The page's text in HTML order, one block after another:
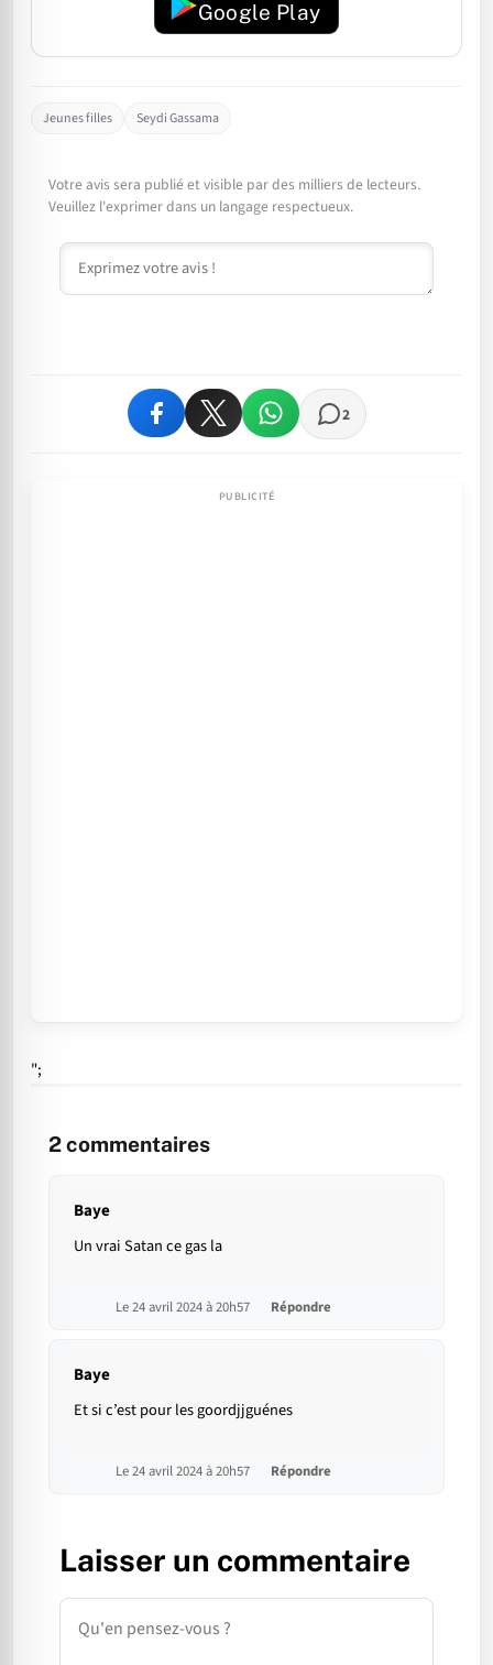
Google Play
Jeunes filles Seydi Gassama
Votre avis sera publié et visible par des milliers de lecteurs.
Veuillez l'exprimer dans un langage respectueux.
Commentaire
2
";
2commentaires
Baye
Un vrai Satan ce gas la
Le 24 avril 2024 à 20h57 Répondre
Baye
Et si c’est pour les goordjjguénes
Le 24 avril 2024 à 20h57 Répondre
Laisser un commentaire
Commentaire